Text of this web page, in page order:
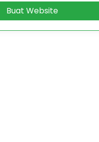
Buat Website